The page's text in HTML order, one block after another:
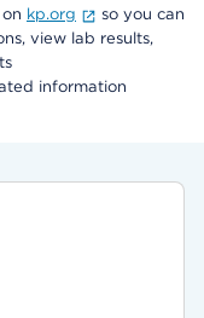
kp.org
so you can
view lab results,
information